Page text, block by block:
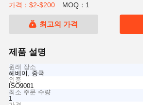
가격：$2-$200 MOQ：1
최고의 가격
제품 설명
원래 장소
헤베이, 중국
인증
ISO9001
최소 주문 수량
1